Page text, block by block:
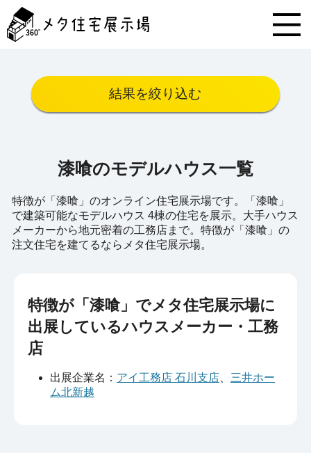
タ
住
結果を絞り込む
漆喰のモデルハウス一覧
特徴が「漆喰」のオンライン住宅展示場です。「漆喰」
で建築可能なモデルハウス 4棟の住宅を展示。大手ハウス
メーカーから地元密着の工務店まで。特徴が「漆喰」の
注文住宅を建てるならメタ住宅展示場。
特徴が「漆喰」でメタ住宅展示場に
出展しているハウスメーカー・工務
店
出展企業名： アイ工務店 石川支店
三井ホー
ム北新越